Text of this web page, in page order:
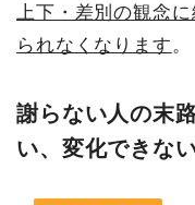
上下・差別の観念
られなくなります 。
謝らない人の末
い、変化できな